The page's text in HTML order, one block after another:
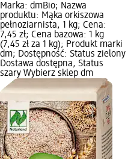
Marka: dmBio; Nazwa
produktu: Mąka orkiszowa
pełnoziarnista, 1 kg; Cena:
7,45 zł; Cena bazowa: 1 kg
(7,45 zł za 1 kg); Produkt marki
dm; Dostępność: Status zielony
Dostawa dostępna, Status
szary Wybierz sklep dm